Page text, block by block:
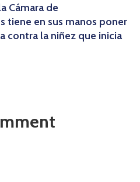
Cámara de
tiene en sus manos poner
contra la niñez que inicia